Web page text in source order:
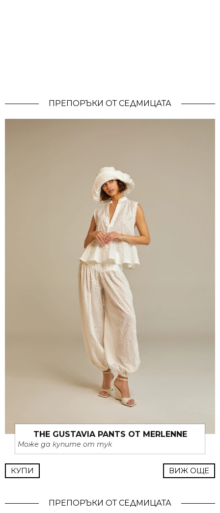
ПРЕПОРЪКИ ОТ СЕДМИЦАТА
THE GUSTAVIA PANTS ОТ MERLENNE
Може да купите от тук
КУПИ ВИЖ ОЩЕ
ПРЕПОРЪКИ ОТ СЕДМИЦАТА